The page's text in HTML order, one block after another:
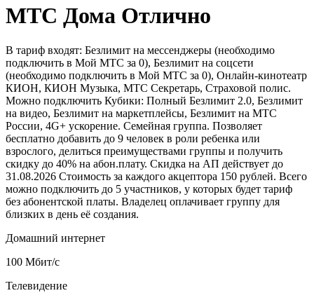
МТС Дома Отлично
В тариф входят: Безлимит на мессенджеры (необходимо
подключить в Мой МТС за 0), Безлимит на соцсети
(необходимо подключить в Мой МТС за 0), Онлайн-кинотеатр
КИОН, КИОН Музыка, МТС Секретарь, Страховой полис.
Можно подключить Кубики: Полный Безлимит 2.0, Безлимит
на видео, Безлимит на маркетплейсы, Безлимит на МТС
России, 4G+ ускорение. Семейная группа. Позволяет
бесплатно добавить до 9 человек в роли ребенка или
взрослого, делиться преимуществами группы и получить
скидку до 40% на абон.плату. Скидка на АП действует до
31.08.2026 Стоимость за каждого акцептора 150 рублей. Всего
можно подключить до 5 участников, у которых будет тариф
без абонентской платы. Владелец оплачивает группу для
близких в день её создания.
Домашний интернет
100 Мбит/с
Телевидение